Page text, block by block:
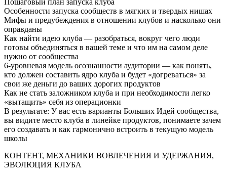
Пошаговый план запуска клуба
Особенности запуска сообществ в мягких и твердых нишах
Мифы и предубеждения в отношении клубов и насколько они
оправданы
Как найти идею клуба — разобраться, вокруг чего люди
готовы объединяться в вашей теме и что им на самом деле
нужно от сообщества
6-уровневая модель осознанности аудитории — как понять,
кто должен составить ядро клуба и будет «догреваться» за
свои же деньги до ваших дорогих продуктов
Как не стать заложником клуба и при необходимости легко
«вытащить» себя из операционки
В результате: У вас есть варианты Больших Идей сообщества,
вы видите место клуба в линейке продуктов, понимаете зачем
его создавать и как гармонично встроить в текущую модель
школы
КОНТЕНТ, МЕХАНИКИ ВОВЛЕЧЕНИЯ И УДЕРЖАНИЯ,
ЭВОЛЮЦИЯ КЛУБА